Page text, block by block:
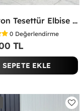
Makaron Tesettür Elbise Yeşil Yeşil
0 Değerlendirme
TL
SEPETE EKLE